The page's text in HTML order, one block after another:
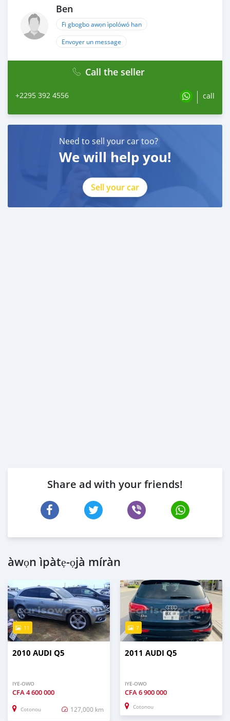
📍 Localisation
Visible à Abomey-Calavi, proche de Cotonou
📞 Contact : + *2290153924556*
✔ Idéal pour usage personnel ou professionnel
Ben
Fi gbogbo awọn ìpolówó han
Envoyer un message
Call the seller
+2295 392 4556 call
Need to sell your car too?
We will help you!
Sell your car
Share ad with your friends!
àwọn ìpàtẹ-ọjà míràn
11
2010 AUDI Q5
IYE-OWO
CFA4 600 000
Cotonou 127,000 km
7
2011 AUDI Q5
IYE-OWO
CFA6 900 000
Cotonou